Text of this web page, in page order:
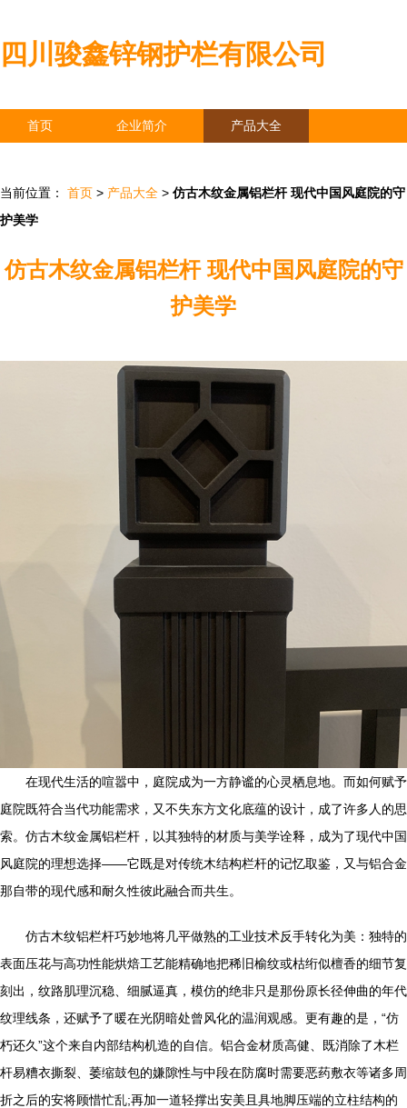
四川骏鑫锌钢护栏有限公司
首页 企业简介 产品大全
当前位置： 首页 > 产品大全 > 仿古木纹金属铝栏杆 现代中国风庭院的守
护美学
仿古木纹金属铝栏杆 现代中国风庭院的守
护美学
在现代生活的喧嚣中，庭院成为一方静谧的心灵栖息地。而如何赋予
庭院既符合当代功能需求，又不失东方文化底蕴的设计，成了许多人的思
索。仿古木纹金属铝栏杆，以其独特的材质与美学诠释，成为了现代中国
风庭院的理想选择——它既是对传统木结构栏杆的记忆取鉴，又与铝合金
那自带的现代感和耐久性彼此融合而共生。
仿古木纹铝栏杆巧妙地将几平做熟的工业技术反手转化为美：独特的
表面压花与高功性能烘焙工艺能精确地把稀旧榆纹或枯绗似檀香的细节复
刻出，纹路肌理沉稳、细腻逼真，模仿的绝非只是那份原长径伸曲的年代
纹理线条，还赋予了暖在光阴暗处曾风化的温润观感。更有趣的是，“仿
朽还久”这个来自内部结构机造的自信。铝合金材质高健、既消除了木栏
杆易糟衣撕裂、萎缩鼓包的嫌隙性与中段在防腐时需要恶药敷衣等诸多周
折之后的安将顾惜忙乱;再加一道轻撑出安美且具地脚压端的立柱结构的